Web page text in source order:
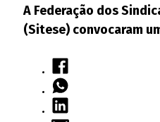
A Federação dos
(Sitese) convocaram